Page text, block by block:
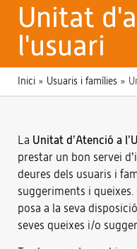
Unitat
l'usuari
Inici » Usuaris i famílies »
La Unitat d’Atenció a
prestar un bon servei
deures dels usuaris i
suggeriments i queixes.
posa a la seva
seves queixes i/o